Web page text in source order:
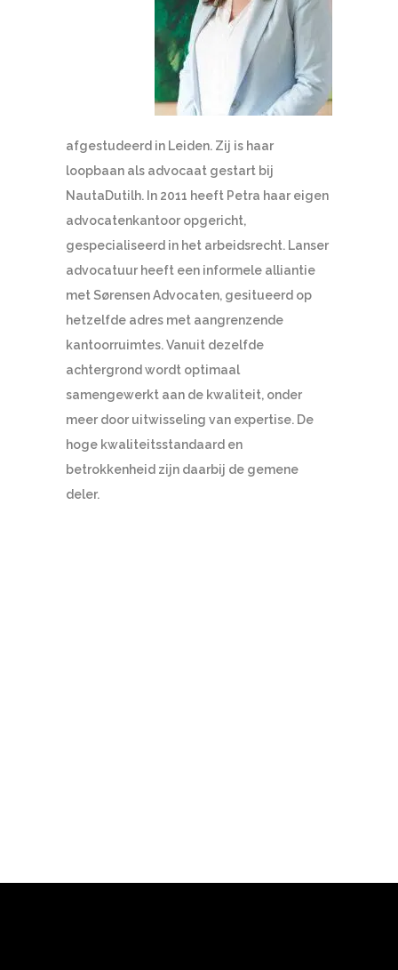
afgestudeerd in Leiden. Zij is haar
loopbaan als advocaat gestart bij
NautaDutilh. In 2011 heeft Petra haar eigen
advocatenkantoor opgericht,
gespecialiseerd in het arbeidsrecht. Lanser
advocatuur heeft een informele alliantie
met Sørensen Advocaten, gesitueerd op
hetzelfde adres met aangrenzende
kantoorruimtes. Vanuit dezelfde
achtergrond wordt optimaal
samengewerkt aan de kwaliteit, onder
meer door uitwisseling van expertise. De
hoge kwaliteitsstandaard en
betrokkenheid zijn daarbij de gemene
deler.